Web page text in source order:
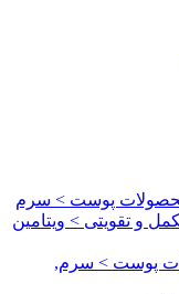
پوست > سرم
و تقویتی > ویتامین
پوست > سرم,